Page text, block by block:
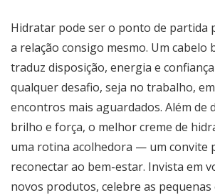
Hidratar pode ser o ponto de partida
a relação consigo mesmo. Um cabelo
traduz disposição, energia e
qualquer desafio, seja no trabalho,
encontros mais aguardados. Além de
brilho e força, o melhor creme de
uma rotina acolhedora — um convite
reconectar ao bem-estar. Invista em
novos produtos, celebre as pequenas